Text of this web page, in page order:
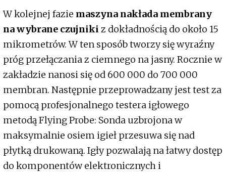
W kolejnej fazie maszyna nakłada membrany
na wybrane czujniki z dokładnością do około 15
mikrometrów. W ten sposób tworzy się wyraźny
próg przełączania z ciemnego na jasny. Rocznie w
zakładzie nanosi się od 600 000 do 700 000
membran. Następnie przeprowadzany jest test za
pomocą profesjonalnego testera igłowego
metodą Flying Probe: Sonda uzbrojona w
maksymalnie osiem igieł przesuwa się nad
płytką drukowaną. Igły pozwalają na łatwy dostęp
do komponentów elektronicznych i